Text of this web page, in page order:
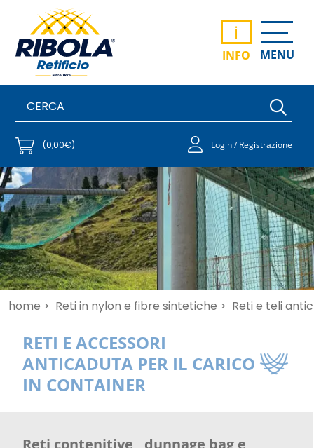
i
INFO MENU
(0,00€) Login / Registrazione
home > Reti in nylon e fibre sintetiche > Reti e teli
RETI E ACCESSORI
ANTICADUTA PER IL CARICO
IN CONTAINER
Reti contenitive , dunnage bag e